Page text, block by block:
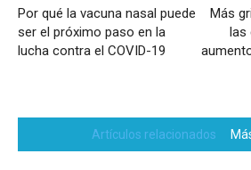
Por qué la vacuna nasal puede
ser el próximo paso en la
lucha contra el COVID-19
Más
las
Artículos relacionados